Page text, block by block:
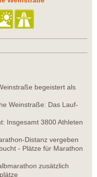
begeistert als
Weinstraße: Das Lauf-
Insgesamt 3800 Athleten
Distanz vergeben
- Plätze für Marathon
zusätzlich